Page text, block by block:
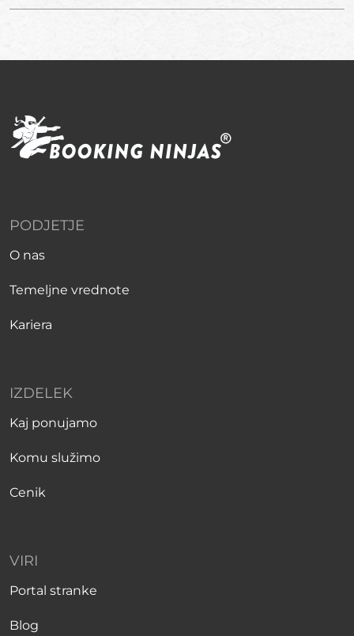
PODJETJE
O nas
Temeljne vrednote
Kariera
IZDELEK
Kaj ponujamo
Komu služimo
Cenik
VIRI
Portal stranke
Blog